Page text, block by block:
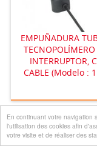
En continuant votre navigation
l'utilisation des cookies afin
votre visite et de réaliser des
EMPUÑADURA
INTERRUPTOR,
CABLE (Modelo :